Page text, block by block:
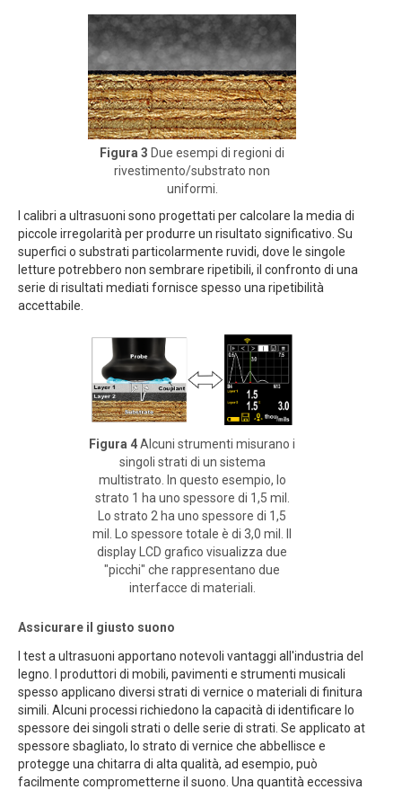
Figura 3 Due esempi di regioni di
rivestimento/substrato non
uniformi.
I calibri a ultrasuoni sono progettati per calcolare la media di
piccole irregolarità per produrre un risultato significativo. Su
superfici o substrati particolarmente ruvidi, dove le singole
letture potrebbero non sembrare ripetibili, il confronto di una
serie di risultati mediati fornisce spesso una ripetibilità
accettabile.
Figura 4Alcuni strumenti misurano i
singoli strati di un sistema
multistrato. In questo esempio, lo
strato 1 ha uno spessore di 1,5 mil.
Lo strato 2 ha uno spessore di 1,5
mil. Lo spessore totale è di 3,0 mil. Il
display LCD grafico visualizza due
"picchi" che rappresentano due
interfacce di materiali.
Assicurare il giusto suono
I test a ultrasuoni apportano notevoli vantaggi all'industria del
legno. I produttori di mobili, pavimenti e strumenti musicali
spesso applicano diversi strati di vernice o materiali di finitura
simili. Alcuni processi richiedono la capacità di identificare lo
spessore dei singoli strati o delle serie di strati. Se applicato at
spessore sbagliato, lo strato di vernice che abbellisce e
protegge una chitarra di alta qualità, ad esempio, può
facilmente comprometterne il suono. Una quantità eccessiva